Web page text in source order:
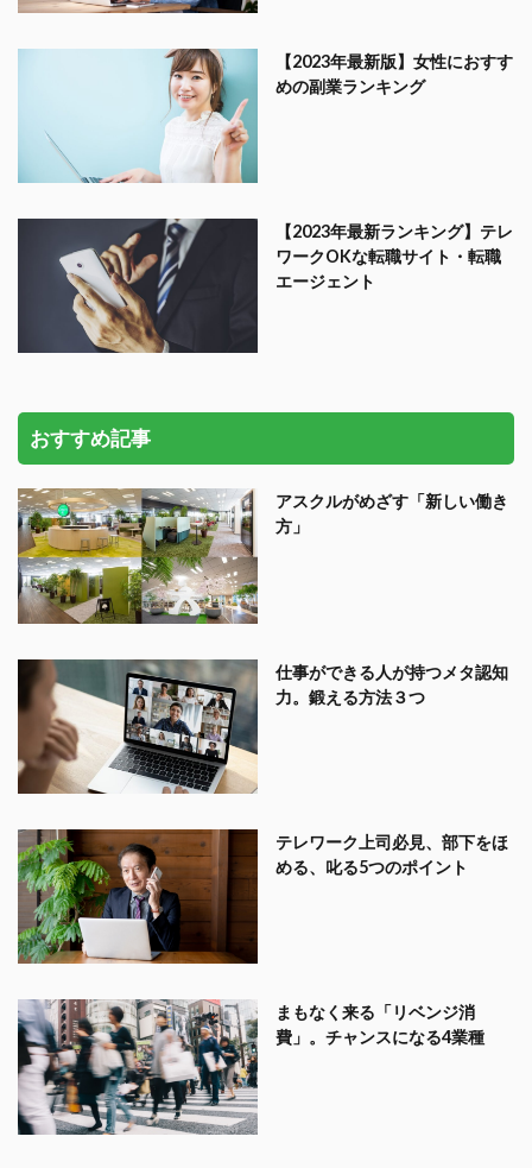
【2023年最新版】女性におすす
めの副業ランキング
【2023年最新ランキング】テレ
ワークOKな転職サイト・転職
エージェント
おすすめ記事
アスクルがめざす「新しい働き
方」
仕事ができる人が持つメタ認知
力。鍛える方法３つ
テレワーク上司必見、部下をほ
める、叱る5つのポイント
まもなく来る「リベンジ消
費」。チャンスになる4業種